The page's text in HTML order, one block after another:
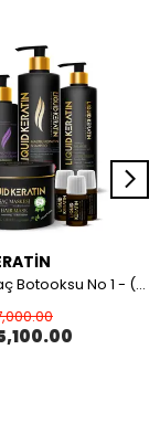
Çift Etkili Saç Botooksu No 1 - (Onarım + Bakım) Keratin Seti - Yanan Yıpranan Kabaran Saçlara